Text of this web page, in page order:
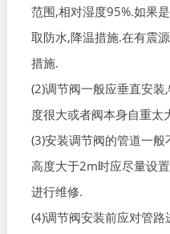
范围,相对湿度95%.如果
取防水,降温措施.在有震
措施.
(2)调节阀一般应垂直安
度很大或者阀本身自重太
(3)安装调节阀的管道一
高度大于2m时应尽量设
进行维修.
(4)调节阀安装前应对管